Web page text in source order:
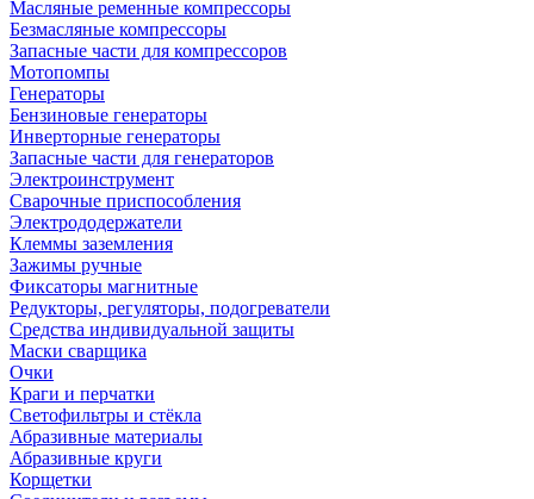
Масляные ременные компрессоры
Безмасляные компрессоры
Запасные части для компрессоров
Мотопомпы
Генераторы
Бензиновые генераторы
Инверторные генераторы
Запасные части для генераторов
Электроинструмент
Сварочные приспособления
Электрододержатели
Клеммы заземления
Зажимы ручные
Фиксаторы магнитные
Редукторы, регуляторы, подогреватели
Средства индивидуальной защиты
Маски сварщика
Очки
Краги и перчатки
Светофильтры и стёкла
Абразивные материалы
Абразивные круги
Корщетки